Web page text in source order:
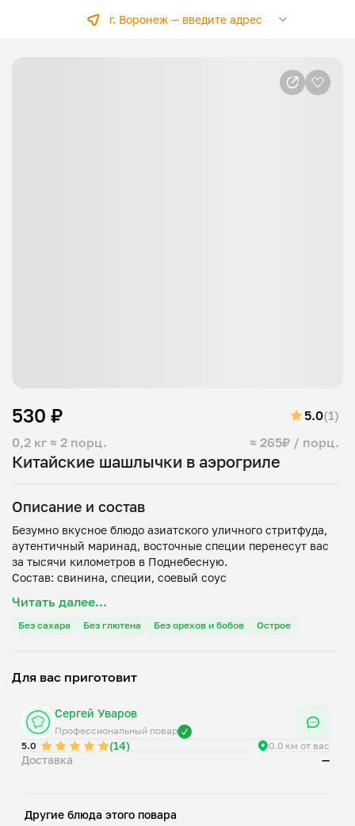
г. Воронеж —введите адрес
Китайские шашлычки в аэрогриле
0,2 кг ≈ 2 порц. ≈ 265₽ / порц.
530 ₽ 5.0(1)
Описание и состав
Безумно вкусное блюдо азиатского уличного стритфуда,
аутентичный маринад, восточные специи перенесут вас
за тысячи километров в Поднебесную.
Читать далее...
Без сахара Без глютена Без орехов и бобов Острое
Для вас приготовит
Сергей Уваров
Профессиональный повар
5.0
(14) 0.0 км от вас
Доставка —
Другие блюда этого повара